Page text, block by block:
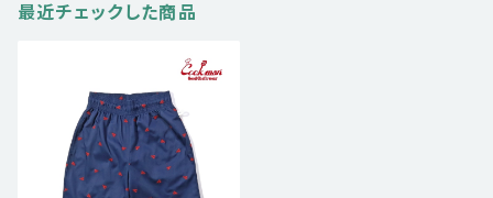
最近チェックした商品